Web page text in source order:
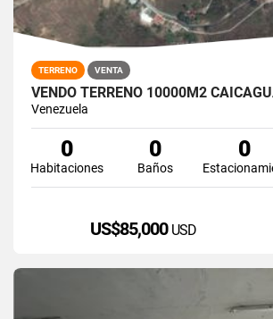
TERRENO VENTA
VENDO TERRENO 10000M2
Venezuela
0
Habitaciones
0
Baños
0
US$85,000 USD